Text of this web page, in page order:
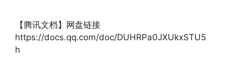
【腾讯文档】网盘链接
https://docs.qq.com/doc/DUHRPa0JXUkxSTU5
h